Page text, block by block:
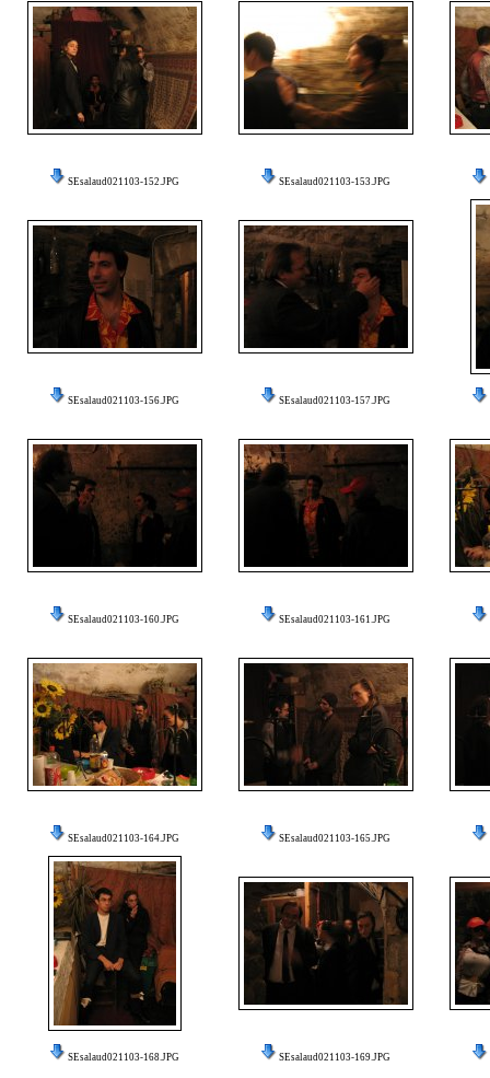
SEsalaud021103-152.JPG SEsalaud021103-153.JPG
SEsalaud021103-156.JPG SEsalaud021103-157.JPG
SEsalaud021103-160.JPG SEsalaud021103-161.JPG
SEsalaud021103-164.JPG SEsalaud021103-165.JPG
SEsalaud021103-168.JPG SEsalaud021103-169.JPG